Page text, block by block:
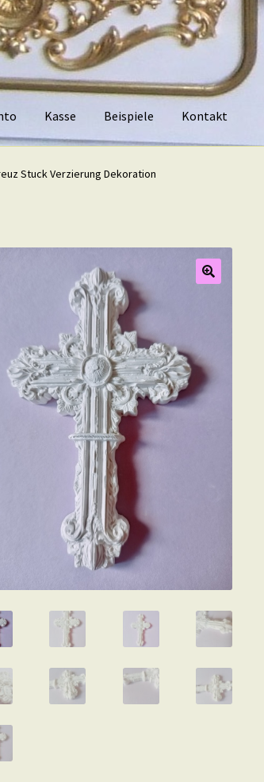
Kasse Beispiele Kontakt
Kontakt
Stuck Verzierung Dekoration